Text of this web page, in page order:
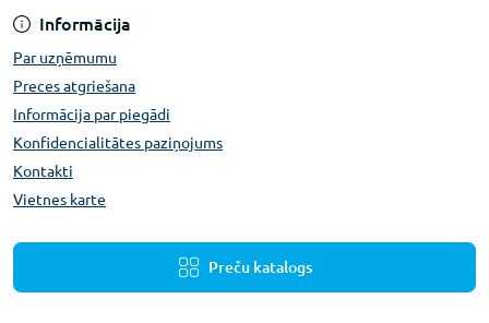
Informācija
Par uzņēmumu
Preces atgriešana
Informācija par piegādi
Konfidencialitātes paziņojums
Kontakti
Vietnes karte
Preču katalogs